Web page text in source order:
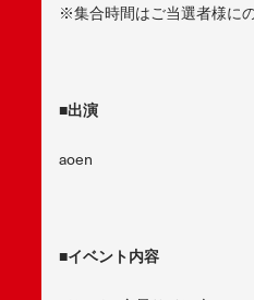
※集合時間はご当選者様に
■出演
aoen
■イベント内容